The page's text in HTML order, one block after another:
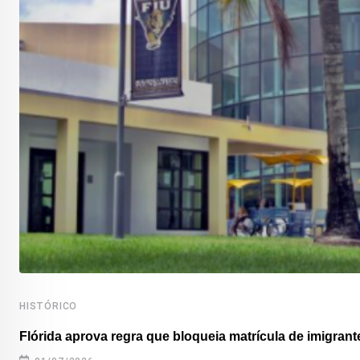
HISTÓRICO
Flórida aprova regra que bloqueia matrícula de